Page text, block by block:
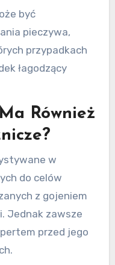
być
pieczywa,
przypadkach
łagodzący
Również
w
do celów
z gojeniem
Jednak zawsze
przed jego